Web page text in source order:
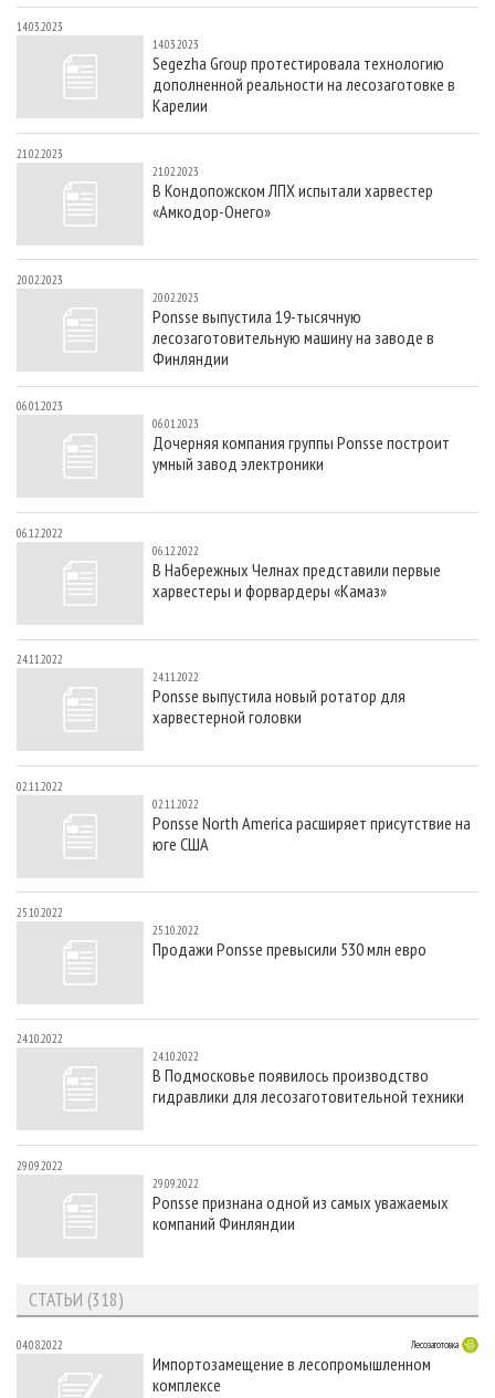
14.03.2023
14.03.2023
Segezha Group протестировала технологию
дополненной реальности на лесозаготовке в
Карелии
21.02.2023
21.02.2023
В Кондопожском ЛПХ испытали харвестер
«Амкодор-Онего»
20.02.2023
20.02.2023
Ponsse выпустила 19-тысячную
лесозаготовительную машину на заводе в
Финляндии
06.01.2023
06.01.2023
Дочерняя компания группы Ponsse построит
умный завод электроники
06.12.2022
06.12.2022
В Набережных Челнах представили первые
харвестеры и форвардеры «Камаз»
24.11.2022
24.11.2022
Ponsse выпустила новый ротатор для
харвестерной головки
02.11.2022
02.11.2022
Ponsse North America расширяет присутствие на
юге США
25.10.2022
25.10.2022
Продажи Ponsse превысили 530 млн евро
24.10.2022
24.10.2022
В Подмосковье появилось производство
гидравлики для лесозаготовительной техники
29.09.2022
29.09.2022
Ponsse признана одной из самых уважаемых
компаний Финляндии
СТАТЬИ (318)
04.08.2022 Лесозаготовка
Импортозамещение в лесопромышленном
комплексе